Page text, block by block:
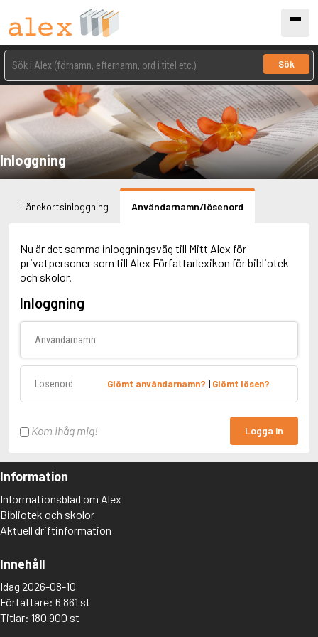
Sök
Inloggning
Lånekortsinloggning Användarnamn/lösenord
Nu är det samma inloggningsväg till Mitt Alex för
privatpersoner som till Alex Författarlexikon för bibliotek
och skolor.
Inloggning
Glömt användarnamn? | Glömt lösen?
Kom ihåg mig! Logga in
Information
Informationsblad om Alex
Bibliotek och skolor
Aktuell driftinformation
Innehåll
Idag 2026-08-10
Författare: 6 861 st
Titlar: 180 900 st